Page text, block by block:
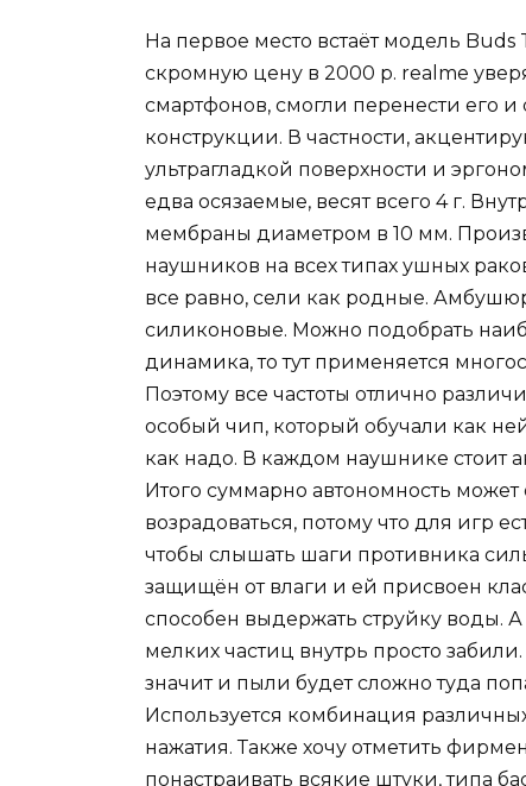
На первое место встаёт модель
скромную цену в 2000 р. realme
смартфонов, смогли перенести его
конструкции. В частности,
ультрагладкой поверхности и
едва осязаемые, весят всего 4 г.
мембраны диаметром в 10 мм.
наушников на всех типах ушных
все равно, сели как родные.
силиконовые. Можно подобрать
динамика, то тут применяется
Поэтому все частоты отлично
особый чип, который обучали как
как надо. В каждом наушнике стоит
Итого суммарно автономность
возрадоваться, потому что для игр
чтобы слышать шаги противника
защищён от влаги и ей присвоен
способен выдержать струйку воды.
мелких частиц внутрь просто
значит и пыли будет сложно туда
Используется комбинация
нажатия. Также хочу отметить
понастраивать всякие штуки, типа